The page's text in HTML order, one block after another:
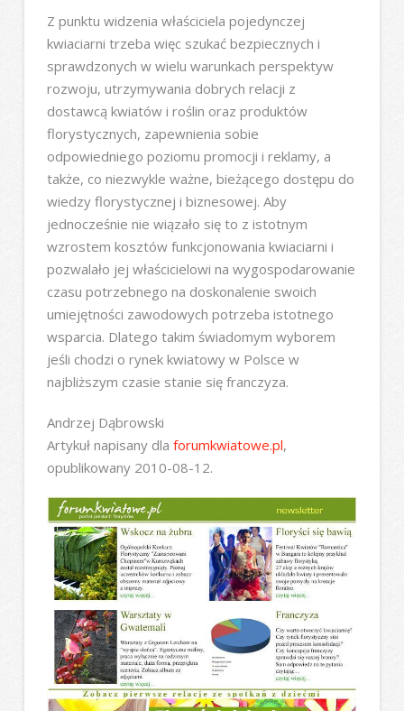
Z punktu widzenia właściciela pojedynczej
kwiaciarni trzeba więc szukać bezpiecznych i
sprawdzonych w wielu warunkach perspektyw
rozwoju, utrzymywania dobrych relacji z
dostawcą kwiatów i roślin oraz produktów
florystycznych, zapewnienia sobie
odpowiedniego poziomu promocji i reklamy, a
także, co niezwykle ważne, bieżącego dostępu do
wiedzy florystycznej i biznesowej. Aby
jednocześnie nie wiązało się to z istotnym
wzrostem kosztów funkcjonowania kwiaciarni i
pozwalało jej właścicielowi na wygospodarowanie
czasu potrzebnego na doskonalenie swoich
umiejętności zawodowych potrzeba istotnego
wsparcia. Dlatego takim świadomym wyborem
jeśli chodzi o rynek kwiatowy w Polsce w
najbliższym czasie stanie się franczyza.
Andrzej Dąbrowski
Artykuł napisany dla forumkwiatowe.pl,
opublikowany 2010-08-12.